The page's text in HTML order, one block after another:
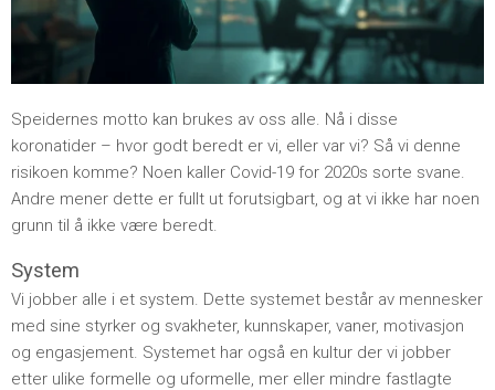
Speidernes motto kan brukes av oss alle. Nå i disse
koronatider – hvor godt beredt er vi, eller var vi? Så vi denne
risikoen komme? Noen kaller Covid-19 for 2020s sorte svane.
Andre mener dette er fullt ut forutsigbart, og at vi ikke har noen
grunn til å ikke være beredt.
System
Vi jobber alle i et system. Dette systemet består av mennesker
med sine styrker og svakheter, kunnskaper, vaner, motivasjon
og engasjement. Systemet har også en kultur der vi jobber
etter ulike formelle og uformelle, mer eller mindre fastlagte